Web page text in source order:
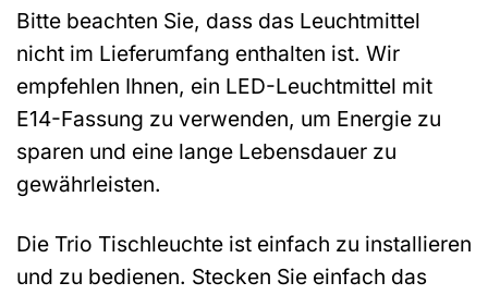
Bitte beachten Sie, dass das Leuchtmittel
nicht im Lieferumfang enthalten ist. Wir
empfehlen Ihnen, ein LED-Leuchtmittel mit
E14-Fassung zu verwenden, um Energie zu
sparen und eine lange Lebensdauer zu
gewährleisten.
Die Trio Tischleuchte ist einfach zu installieren
und zu bedienen. Stecken Sie einfach das